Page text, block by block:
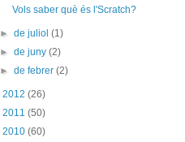
Vols saber què és l'Scratch?
►de juliol(1)
►de juny(2)
►de febrer(2)
2012 (26)
2011 (50)
2010 (60)